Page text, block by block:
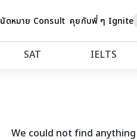
นัดหมาย Consult คุยกับพี่ ๆ Ignite
SAT IELTS
We could not find